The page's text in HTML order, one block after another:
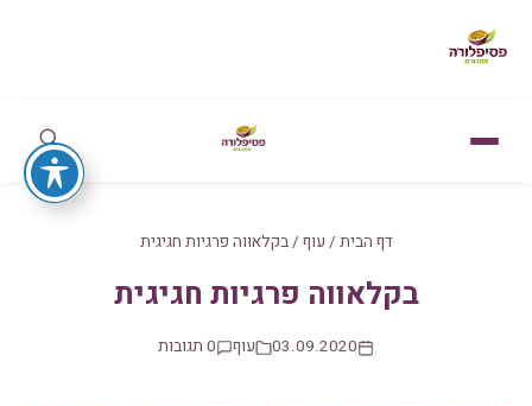
דף הבית / עוף /בקלאווה פרגיות חגיגית
בקלאווה פרגיות חגיגית
03.09.2020 עוף 0 תגובות